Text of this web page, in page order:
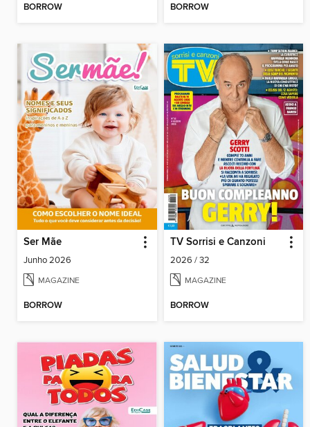
BORROW BORROW
Ser Mãe
Junho 2026
MAGAZINE
BORROW
TV Sorrisi e Canzoni
2026 / 32
MAGAZINE
BORROW